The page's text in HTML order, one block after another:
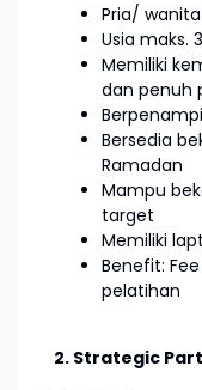
Pria/
Usia maks.
Memiliki
dan penuh
Bersedia
Ramadan
Mampu
target
Memiliki
Benefit:
pelatihan
2. Strategic